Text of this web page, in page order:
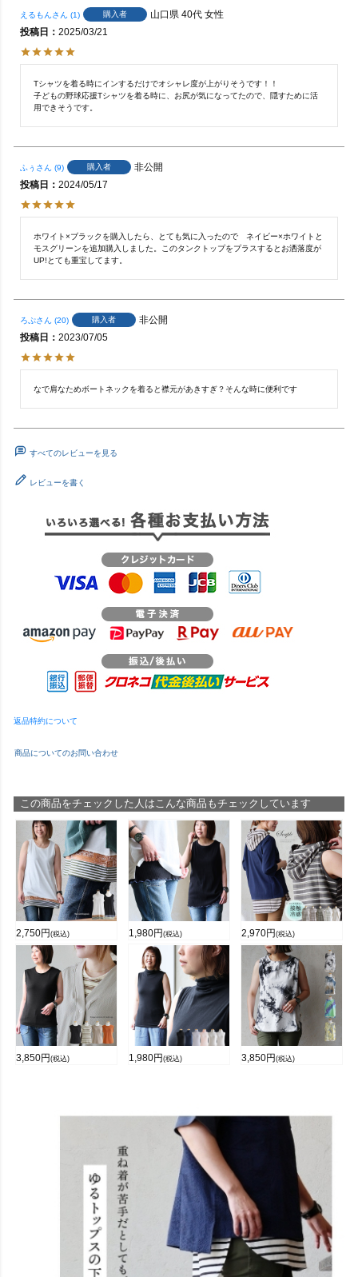
えるもん 1 購入者 山口県 40代 女性
投稿日
2025/03/21
Tシャツを着る時にインするだけでオシャレ度が上がりそうです！！
子どもの野球応援Tシャツを着る時に、お尻が気になってたので、隠すために活
用できそうです。
ふぅ 9 購入者
非公開
投稿日
2024/05/17
ホワイト×ブラックを購入したら、とても気に入ったので　ネイビー×ホワイトと
モスグリーンを追加購入しました。このタンクトップをプラスするとお洒落度が
UP!とても重宝してます。
ろぷ 20 購入者
非公開
投稿日
2023/07/05
なで肩なためボートネックを着ると襟元があきすぎ？そんな時に便利です
すべてのレビューを見る
レビューを書く
返品特約について
商品についてのお問い合わせ
この商品をチェックした人はこんな商品もチェックしています
2,750円 (税込) 1,980円 (税込) 2,970円 (税込)
3,850円 (税込) 1,980円 (税込) 3,850円 (税込)